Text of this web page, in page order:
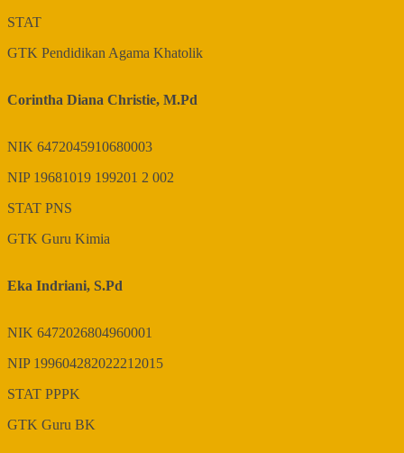
STAT
GTK Pendidikan Agama Khatolik
Corintha Diana Christie, M.Pd
NIK 6472045910680003
NIP 19681019 199201 2 002
STAT PNS
GTK Guru Kimia
Eka Indriani, S.Pd
NIK 6472026804960001
NIP 199604282022212015
STAT PPPK
GTK Guru BK